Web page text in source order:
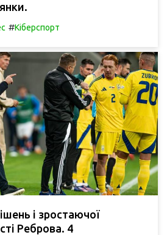
#Кіберспорт
і зростаючої
Реброва. 4